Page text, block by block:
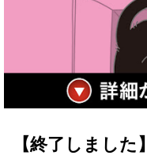
【終了しまし